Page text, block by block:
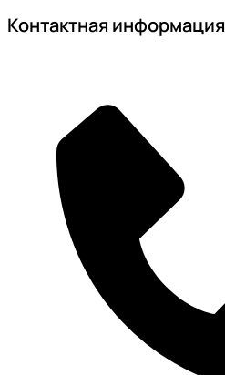
Контактная информация